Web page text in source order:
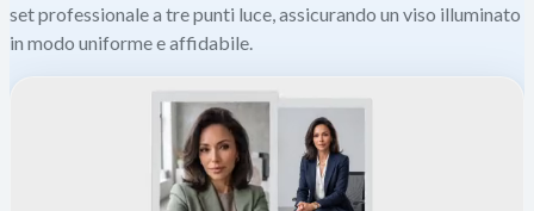
set professionale a tre punti luce, assicurando un viso illuminato
in modo uniforme e affidabile.